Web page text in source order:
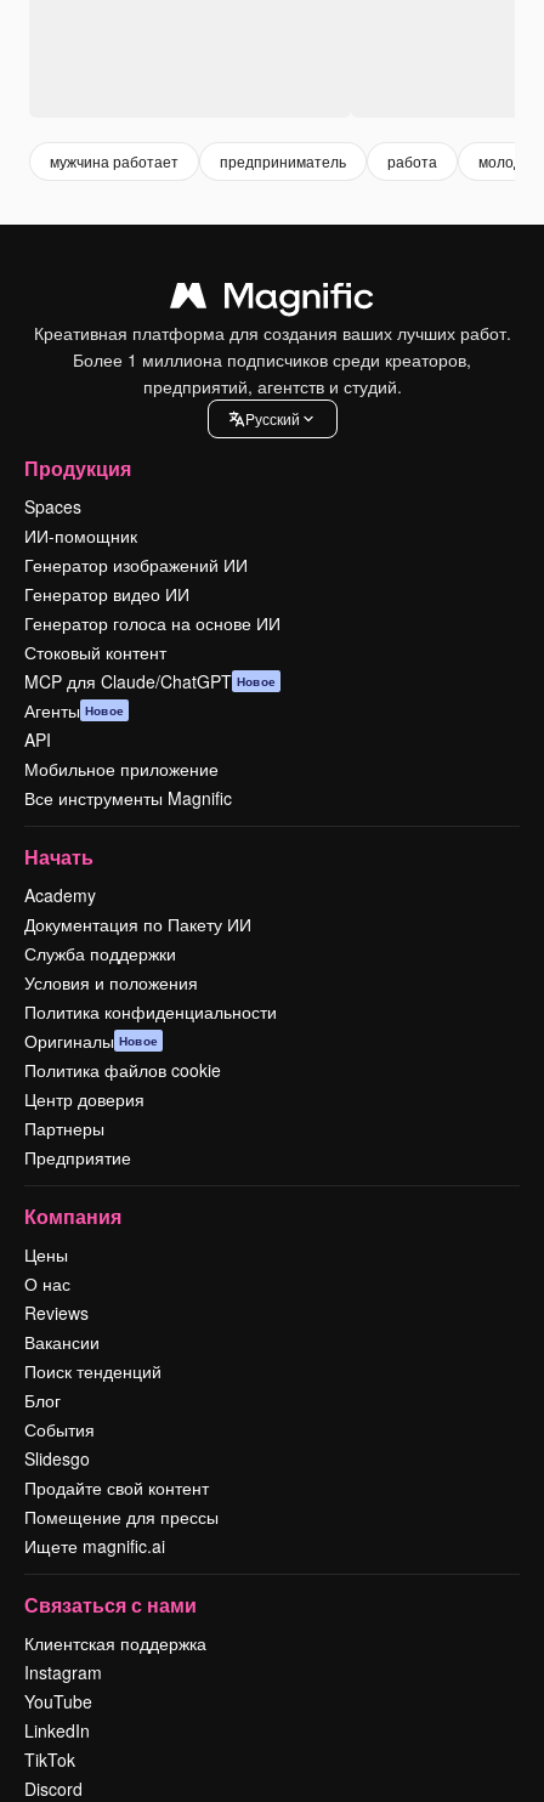
мужчина работает предприниматель работа молодой
Креативная платформа для создания ваших лучших работ.
Более 1 миллиона подписчиков среди креаторов,
предприятий, агентств и студий.
Pусский
Продукция
Spaces
ИИ-помощник
Генератор изображений ИИ
Генератор видео ИИ
Генератор голоса на основе ИИ
Стоковый контент
MCP для Claude/ChatGPT Новое
Агенты Новое
API
Мобильное приложение
Все инструменты Magnific
Начать
Academy
Документация по Пакету ИИ
Служба поддержки
Условия и положения
Политика конфиденциальности
Оригиналы Новое
Политика файлов cookie
Центр доверия
Партнеры
Предприятие
Компания
Цены
О нас
Reviews
Вакансии
Поиск тенденций
Блог
События
Slidesgo
Продайте свой контент
Помещение для прессы
Ищете magnific.ai
Связаться с нами
Клиентская поддержка
Instagram
YouTube
LinkedIn
TikTok
Discord